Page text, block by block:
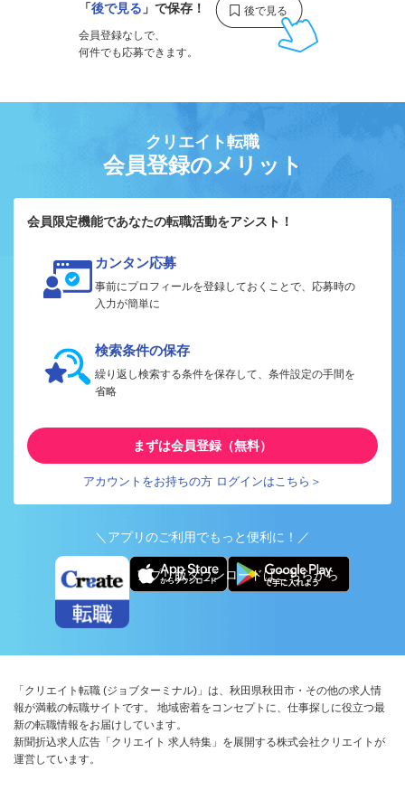
「後で見る 」で保存！
会員登録なしで、
何件でも応募できます。
クリエイト転職
会員登録のメリット
会員限定機能であなたの転職活動をアシスト！
カンタン応募
事前にプロフィールを登録しておくことで、応募時の
入力が簡単に
検索条件の保存
繰り返し検索する条件を保存して、条件設定の手間を
省略
まずは会員登録（無料）
アカウントをお持ちの方 ログインはこちら＞
＼アプリのご利用でもっと便利に！／
アプリ版ダウンロードはこちらから
「クリエイト転職 (ジョブターミナル)」は、秋田県秋田市・その他の求人情
報が満載の転職サイトです。 地域密着をコンセプトに、仕事探しに役立つ最
新の転職情報をお届けしています。
新聞折込求人広告「クリエイト 求人特集」を展開する株式会社クリエイトが
運営しています。